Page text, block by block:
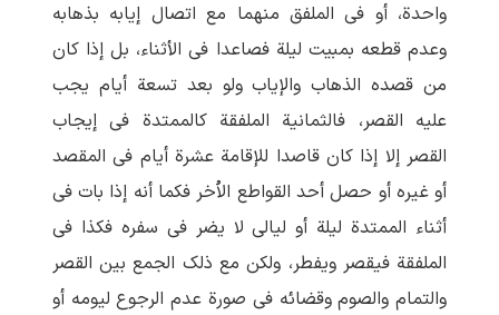
واحدة، أو فی الملفق منهما مع اتصال إیابه بذهابه
وعدم قطعه بمبیت لیلة فصاعدا فی الأثناء، بل إذا کان
من قصده الذهاب والإیاب ولو بعد تسعة أیام یجب
علیه القصر، فالثمانیة الملفقة کالممتدة فی إیجاب
القصر إلا إذا کان قاصدا للإقامة عشرة أیام فی المقصد
أو غیره أو حصل أحد القواطع الاُخر فکما أنه إذا بات فی
أثناء الممتدة لیلة أو لیالی لا یضر فی سفره فکذا فی
الملفقة فیقصر ویفطر، ولکن مع ذلک الجمع بین القصر
والتمام والصوم وقضائه فی صورة عدم الرجوع لیومه أو